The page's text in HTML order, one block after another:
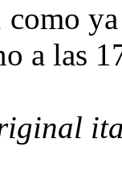
a las